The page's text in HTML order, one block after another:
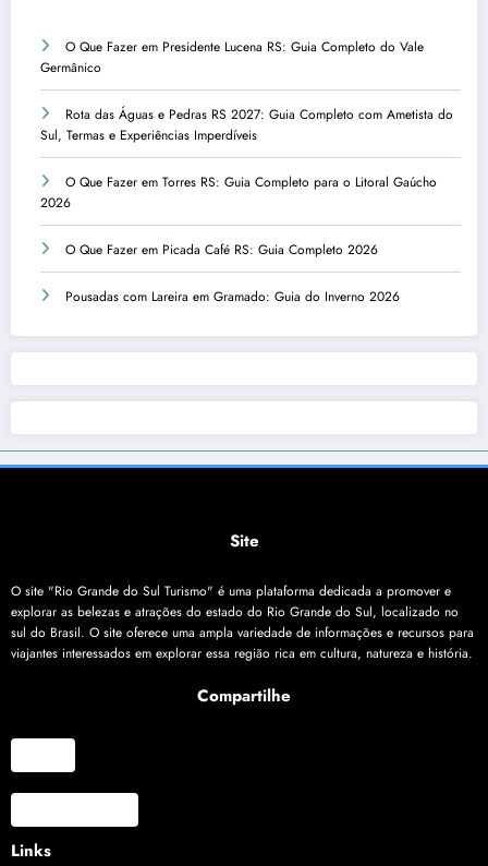
O Que Fazer em Presidente Lucena RS: Guia Completo do Vale
Germânico
Rota das Águas e Pedras RS 2027: Guia Completo com Ametista do
Sul, Termas e Experiências Imperdíveis
O Que Fazer em Torres RS: Guia Completo para o Litoral Gaúcho
2026
O Que Fazer em Picada Café RS: Guia Completo 2026
Pousadas com Lareira em Gramado: Guia do Inverno 2026
Site
O site "Rio Grande do Sul Turismo" é uma plataforma dedicada a promover e
explorar as belezas e atrações do estado do Rio Grande do Sul, localizado no
sul do Brasil. O site oferece uma ampla variedade de informações e recursos para
viajantes interessados em explorar essa região rica em cultura, natureza e história.
Compartilhe
Links